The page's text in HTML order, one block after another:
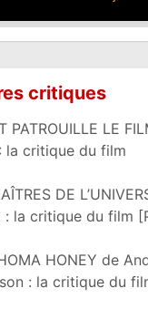
critiques
PATROUILLE LE
la critique du film
DE
: la critique du film
HONEY de
: la critique du